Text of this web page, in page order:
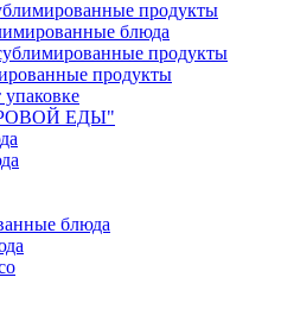
продукты
блюда
продукты
продукты
ЕДЫ"
блюда